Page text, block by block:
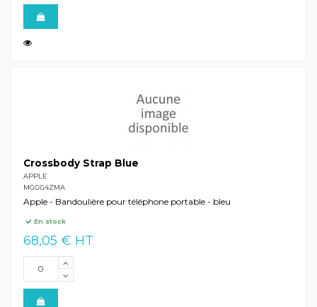
Crossbody Strap Blue
APPLE
MGGG4ZMA
Apple - Bandoulière pour téléphone portable - bleu
En stock
68,05 € HT